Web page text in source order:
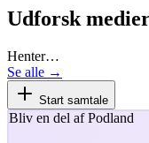
Udforsk
Henter…
Se alle →
Start samtale
Bliv en del af Podland